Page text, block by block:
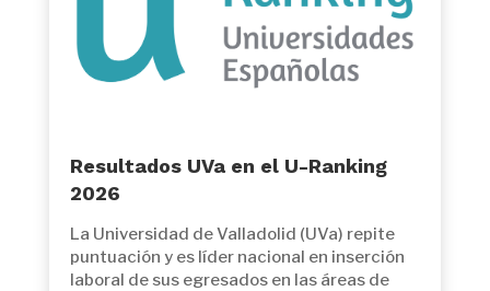
Resultados UVa en el U-Ranking
2026
La Universidad de Valladolid (UVa) repite
puntuación y es líder nacional en inserción
laboral de sus egresados en las áreas de